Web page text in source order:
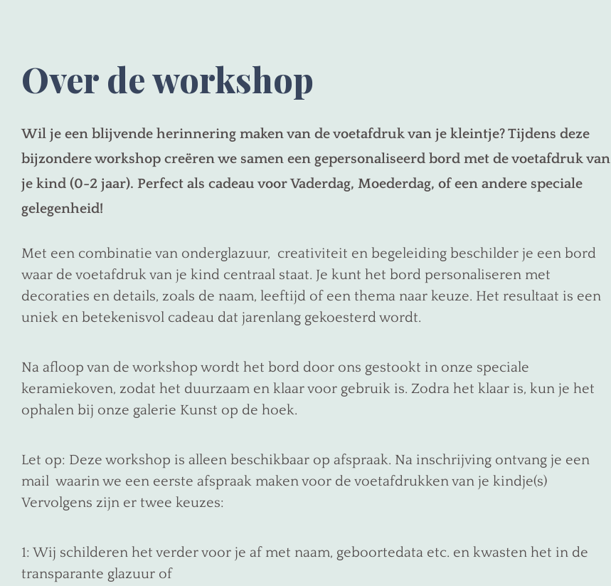
Over de workshop
Wil je een blijvende herinnering maken van de voetafdruk van je kleintje? Tijdens deze
bijzondere workshop creëren we samen een gepersonaliseerd bord met de voetafdruk van
je kind (0-2 jaar). Perfect als cadeau voor Vaderdag, Moederdag, of een andere speciale
gelegenheid!
Met een combinatie van onderglazuur, creativiteit en begeleiding beschilder je een bord
waar de voetafdruk van je kind centraal staat. Je kunt het bord personaliseren met
decoraties en details, zoals de naam, leeftijd of een thema naar keuze. Het resultaat is een
uniek en betekenisvol cadeau dat jarenlang gekoesterd wordt.
Na afloop van de workshop wordt het bord door ons gestookt in onze speciale
keramiekoven, zodat het duurzaam en klaar voor gebruik is. Zodra het klaar is, kun je het
ophalen bij onze galerie Kunst op de hoek.
Let op: Deze workshop is alleen beschikbaar op afspraak. Na inschrijving ontvang je een
mail waarin we een eerste afspraak maken voor de voetafdrukken van je kindje(s)
Vervolgens zijn er twee keuzes:
1: Wij schilderen het verder voor je af met naam, geboortedata etc. en kwasten het in de
transparante glazuur of